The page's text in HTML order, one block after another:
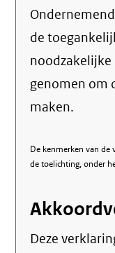
de
genomen om
maken.
De kenmerken van de
de toelichting, onder
Deze